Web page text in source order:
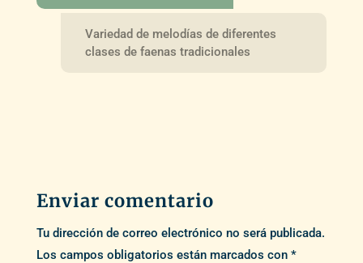
Variedad de melodías de diferentes
clases de faenas tradicionales
Enviar comentario
Tu dirección de correo electrónico no será publicada.
Los campos obligatorios están marcados con *